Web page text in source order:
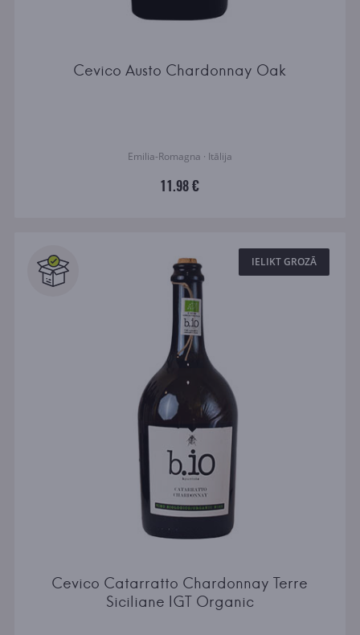
Cevico Austo Chardonnay Oak
Emilia-Romagna · Itālija
11.98 €
IELIKT GROZĀ
Cevico Catarratto Chardonnay Terre
Siciliane IGT Organic